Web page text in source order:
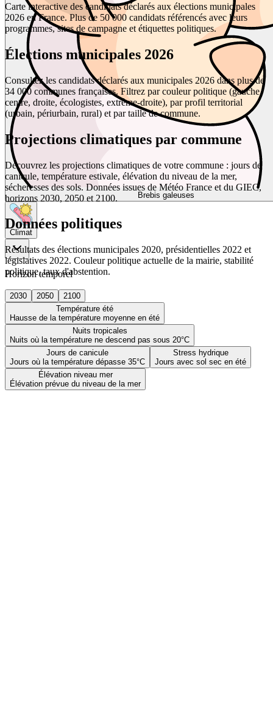
Brebis galeuses
Climat
Horizon temporel
2030 2050
2100
Température été
Hausse de la température moyenne en été
Nuits tropicales
Nuits où la température ne descend pas sous 20°C
Jours de canicule
Jours où la température dépasse 35°C
Stress hydrique
Jours avec sol sec en été
Élévation niveau mer
Élévation prévue du niveau de la mer
Carte interactive des candidats déclarés aux élections municipales
2026 en France. Plus de 50 000 candidats référencés avec leurs
programmes, sites de campagne et étiquettes politiques.
Élections municipales 2026
Consultez les candidats déclarés aux municipales 2026 dans plus de
34 000 communes françaises. Filtrez par couleur politique (gauche,
centre, droite, écologistes, extrême-droite), par profil territorial
(urbain, périurbain, rural) et par taille de commune.
Projections climatiques par commune
Découvrez les projections climatiques de votre commune : jours de
canicule, température estivale, élévation du niveau de la mer,
sécheresses des sols. Données issues de Météo France et du GIEC,
horizons 2030, 2050 et 2100.
Données politiques
Résultats des élections municipales 2020, présidentielles 2022 et
législatives 2022. Couleur politique actuelle de la mairie, stabilité
politique, taux d'abstention.